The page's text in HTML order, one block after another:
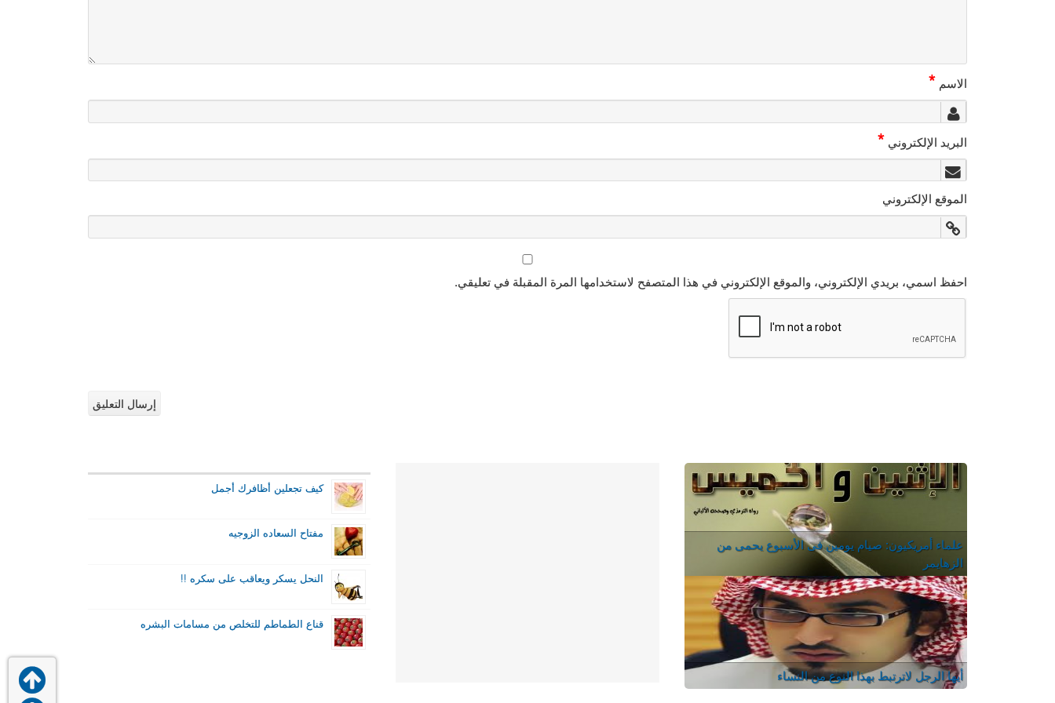
الاسم *
البريد الإلكتروني *
الموقع الإلكتروني
احفظ اسمي، بريدي الإلكتروني، والموقع الإلكتروني في هذا المتصفح لاستخدامها المرة المقبلة في تعليقي.
علماء أمريكيون: صيام يومين فى الأسبوع يحمى من
الزهايمر
أيها الرجل لاترتبط بهذا النوع من النساء
كيف تجعلين أظافرك أجمل
مفتاح السعاده الزوجيه
النحل يسكر ويعاقب على سكره !!
قناع الطماطم للتخلص من مسامات البشره
